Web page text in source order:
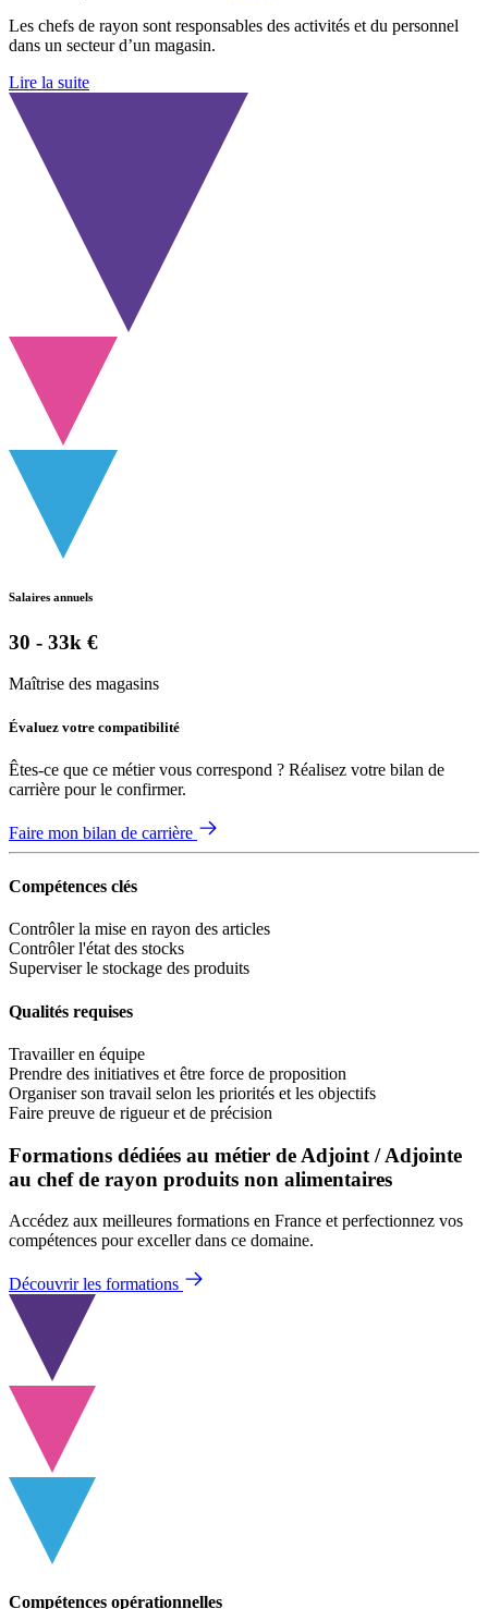
Les chefs de rayon sont responsables des activités et du personnel
dans un secteur d’un magasin.
Lire la suite
Salaires annuels
30 - 33k €
Maîtrise des magasins
Évaluez votre compatibilité
Êtes-ce que ce métier vous correspond ? Réalisez votre bilan de
carrière pour le confirmer.
Faire mon bilan de carrière
Compétences clés
Contrôler la mise en rayon des articles
Contrôler l'état des stocks
Superviser le stockage des produits
Qualités requises
Travailler en équipe
Prendre des initiatives et être force de proposition
Organiser son travail selon les priorités et les objectifs
Faire preuve de rigueur et de précision
Formations dédiées au métier de Adjoint / Adjointe
au chef de rayon produits non alimentaires
Accédez aux meilleures formations en France et perfectionnez vos
compétences pour exceller dans ce domaine.
Découvrir les formations
Compétences opérationnelles